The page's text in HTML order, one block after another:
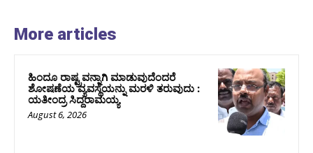
More articles
ಹಿಂದೂ ರಾಷ್ಟ್ರವನ್ನಾಗಿ ಮಾಡುವುದೆಂದರೆ
ಶೋಷಣೆಯ ವ್ಯವಸ್ಥೆಯನ್ನು ಮರಳಿ ತರುವುದು :
ಯತೀಂದ್ರ ಸಿದ್ದರಾಮಯ್ಯ
August 6, 2026